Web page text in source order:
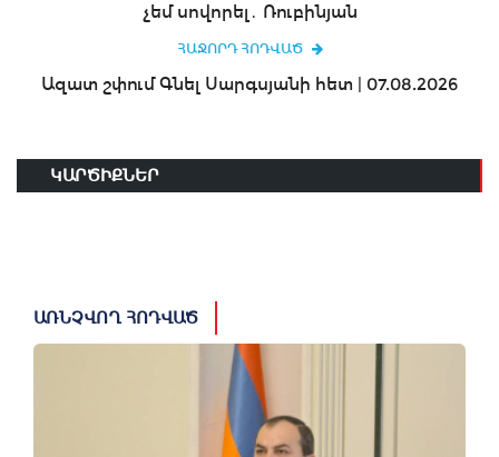
չեմ սովորել․ Ռուբինյան
ՀԱՋՈՐԴ ՀՈԴՎԱԾ
Ազատ շփում Գնել Սարգսյանի հետ | 07.08.2026
ԿԱՐԾԻՔՆԵՐ
ԱՌՆՉՎՈՂ ՀՈԴՎԱԾ